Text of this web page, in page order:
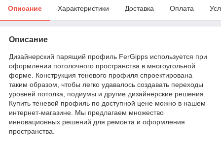
Описание Характеристики Доставка Оплата
Описание
Дизайнерский парящий профиль FerGipps используется при
оформлении потолочного пространства в многоугольной
форме. Конструкция теневого профиля спроектирована
таким образом, чтобы легко удавалось создавать переходы
уровней потолка, подиумы и другие дизайнерские решения.
Купить теневой профиль по доступной цене можно в нашем
интернет-магазине. Мы предлагаем множество
инновационных решений для ремонта и оформления
пространства.